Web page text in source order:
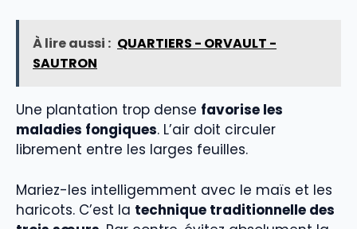
À lire aussi : QUARTIERS - ORVAULT -
SAUTRON
Une plantation trop dense favorise les
maladies fongiques. L’air doit circuler
librement entre les larges feuilles.
Mariez-les intelligemment avec le maïs et les
haricots. C’est la technique traditionnelle des